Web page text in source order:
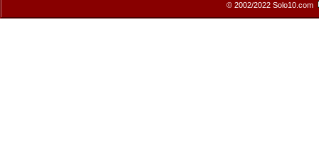
© 2002/2022 Solo10.com